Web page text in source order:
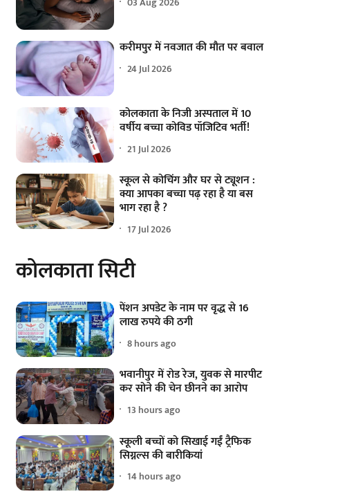
करीमपुर में नवजात की मौत पर बवाल
24 Jul 2026
कोलकाता के निजी अस्पताल में 10
वर्षीय बच्चा कोविड पॉजिटिव भर्ती!
21 Jul 2026
स्कूल से कोचिंग और घर से ट्यूशन :
क्या आपका बच्चा पढ़ रहा है या बस
भाग रहा है ?
17 Jul 2026
कोलकाता सिटी
पेंशन अपडेट के नाम पर वृद्ध से 16
लाख रुपये की ठगी
8 hours ago
भवानीपुर में रोड रेज, युवक से मारपीट
कर सोने की चेन छीनने का आरोप
13 hours ago
स्कूली बच्चों को सिखाई गईं ट्रैफिक
सिग्नल्स की बारीकियां
14 hours ago